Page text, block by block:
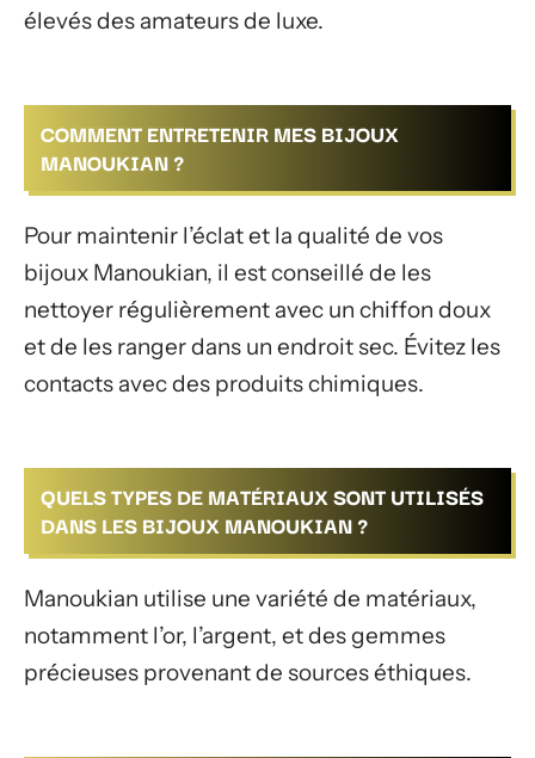
élevés des amateurs de luxe.
COMMENT ENTRETENIR MES BIJOUX
MANOUKIAN ?
Pour maintenir l’éclat et la qualité de vos
bijoux Manoukian, il est conseillé de les
nettoyer régulièrement avec un chiffon doux
et de les ranger dans un endroit sec. Évitez les
contacts avec des produits chimiques.
QUELS TYPES DE MATÉRIAUX SONT UTILISÉS
DANS LES BIJOUX MANOUKIAN ?
Manoukian utilise une variété de matériaux,
notamment l’or, l’argent, et des gemmes
précieuses provenant de sources éthiques.